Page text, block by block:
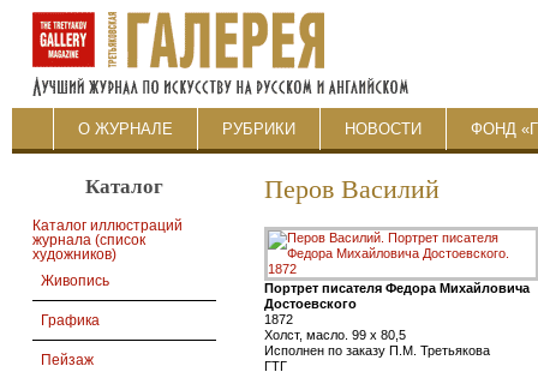
О ЖУРНАЛЕ РУБРИКИ НОВОСТИ ФОНД
Каталог
Каталог иллюстраций
журнала (список
художников)
Живопись
Графика
Пейзаж
Перов Василий
Портрет писателя Федора Михайловича
Достоевского
1872
Холст, масло. 99 x 80,5
Исполнен по заказу П.М. Третьякова
ГТГ